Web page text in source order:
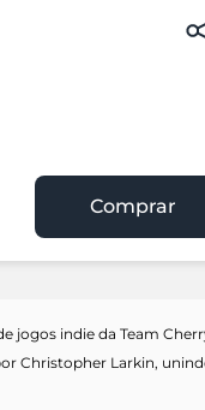
Comprar
jogos indie da Team
Christopher Larkin,